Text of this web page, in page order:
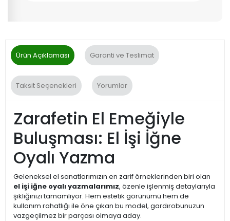
Ürün Açıklaması Garanti ve Teslimat
Taksit Seçenekleri Yorumlar
Zarafetin El Emeğiyle
Buluşması: El İşi İğne
Oyalı Yazma
Geleneksel el sanatlarımızın en zarif örneklerinden biri olan
el işi iğne oyalı yazmalarımız, özenle işlenmiş detaylarıyla
şıklığınızı tamamlıyor. Hem estetik görünümü hem de
kullanım rahatlığı ile öne çıkan bu model, gardırobunuzun
vazgeçilmez bir parçası olmaya aday.